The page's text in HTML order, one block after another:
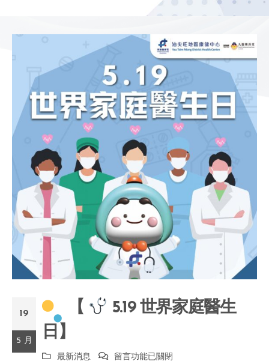
19
5 月
【
5.19 世界家庭醫生
日】
最新消息 在
留言功能已關閉